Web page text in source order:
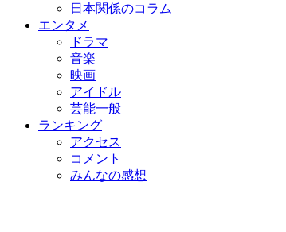
日本関係のコラム
エンタメ
ドラマ
音楽
映画
アイドル
芸能一般
ランキング
アクセス
コメント
みんなの感想